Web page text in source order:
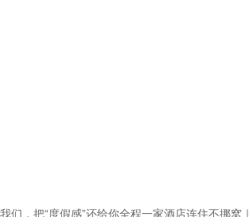
，把“度假感”还给你全程一家酒店连住不挪窝｜